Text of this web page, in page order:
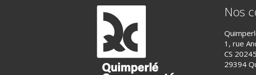
Nos
1, rue
CS 20245
29394